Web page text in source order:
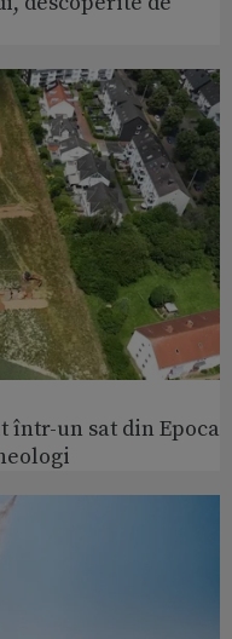
într-un sat din Epoca